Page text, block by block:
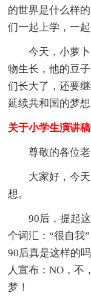
的世界是什么样
们一起上学，一起
今天，小萝
物生长，他的豆
们长大了，还要
延续共和国的梦想
关于小学生演讲
尊敬的各位
大家好，今
想。
90后，提起
个词汇：“很自我
90后真是这样的
人宣布：NO，不
梦！